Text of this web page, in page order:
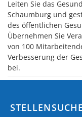
Leiten Sie das
Schaumburg und
des öffentlichen
Übernehmen Sie
von 100
Verbesserung der
bei.
STELLENSUCHE